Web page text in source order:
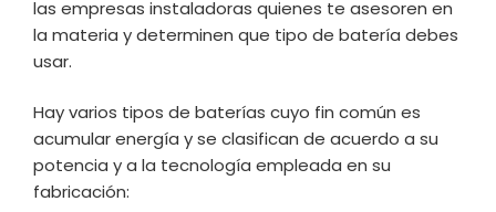
las empresas instaladoras quienes te asesoren en
la materia y determinen que tipo de batería debes
usar.
Hay varios tipos de baterías cuyo fin común es
acumular energía y se clasifican de acuerdo a su
potencia y a la tecnología empleada en su
fabricación: